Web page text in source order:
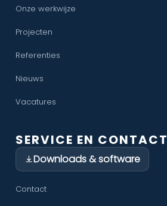
Onze werkwijze
Projecten
Referenties
Nieuws
Vacatures
SERVICE EN CONTACT
Downloads & software
Contact